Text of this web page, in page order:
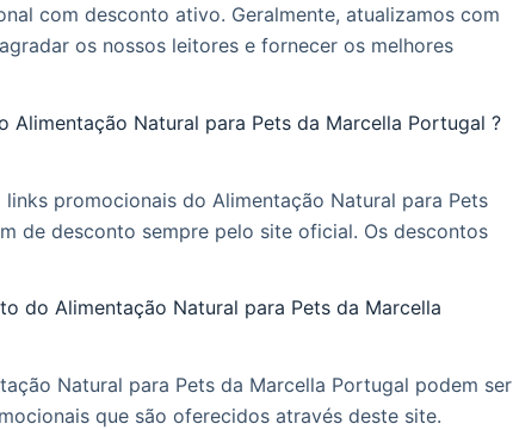
com desconto ativo. Geralmente, atualizamos com
os nossos leitores e fornecer os melhores
Alimentação Natural para Pets da Marcella Portugal ?
promocionais do Alimentação Natural para Pets
de desconto sempre pelo site oficial. Os descontos
do Alimentação Natural para Pets da Marcella
Natural para Pets da Marcella Portugal podem ser
que são oferecidos através deste site.